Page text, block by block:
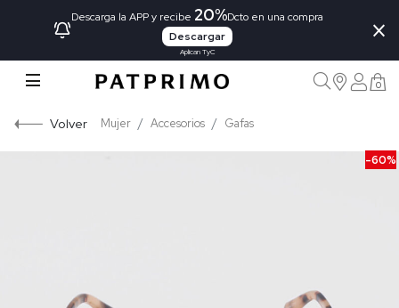
Descarga la APP y recibe 20%Dcto en una compra
Descargar
Aplican TyC
×
0
Volver Mujer Accesorios Gafas
-60%